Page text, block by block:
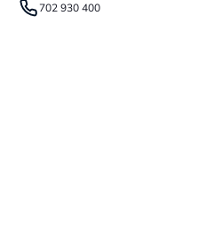
702 930 400